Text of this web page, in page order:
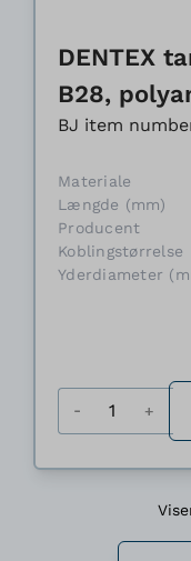
DENTEX
B28,
BJ item
Materiale
Længde (mm)
Producent
Koblingstørrelse
Yderdiameter